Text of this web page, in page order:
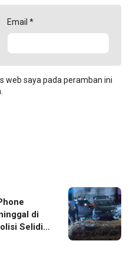
Email *
web saya pada peramban ini
di
Selidiki